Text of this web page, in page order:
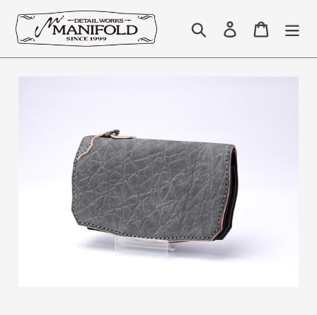
検索 Log in Cart